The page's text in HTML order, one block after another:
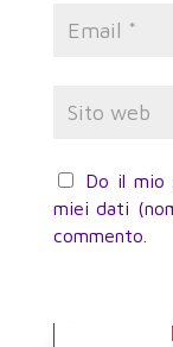
Do il mio
miei dati
commento.